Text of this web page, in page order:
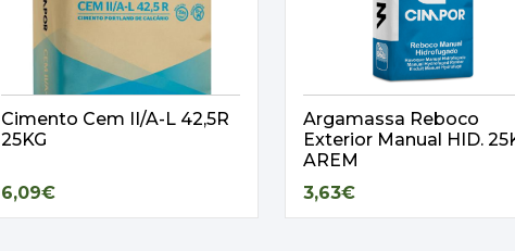
Cimento Cem II/A-L 42,5R
25KG
6,09€
Argamassa Reboco
Exterior Manual HID.
AREM
3,63€